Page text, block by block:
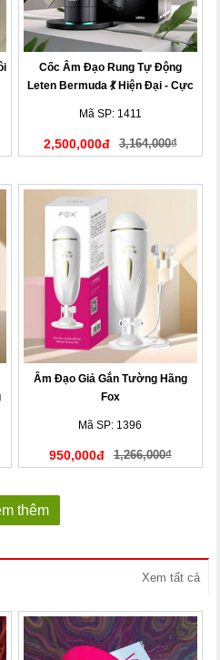
Cốc Âm Đạo Rung Tự Động
Leten Bermuda 💃 Hiện Đại - Cực
Mã SP: 1411
2,500,000đ 3,164,000₫
Âm Đạo Giả Gắn Tường Hãng
Fox
Mã SP: 1396
950,000đ 1,266,000₫
thêm
Xem tất cả